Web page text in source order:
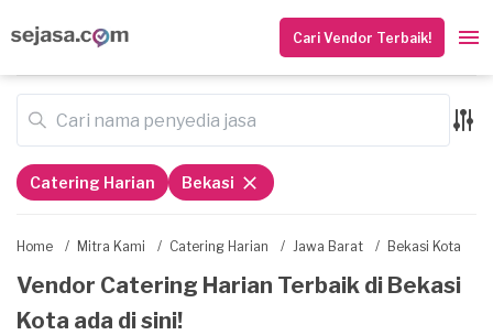
Cari Vendor Terbaik!
Home / Mitra Kami / Catering Harian / Jawa Barat / Bekasi Kota
Vendor Catering Harian Terbaik di Bekasi
Kota ada di sini!
Catering Harian Bekasi